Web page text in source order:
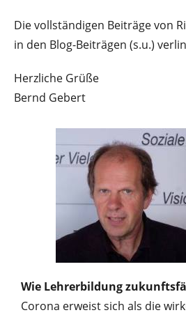
Die vollständigen Beiträge von
in den Blog-Beiträgen (s.u.)
Herzliche Grüße
Bernd Gebert
Wie Lehrerbildung
Corona erweist sich als die